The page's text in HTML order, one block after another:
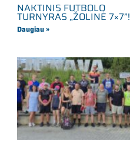
NAKTINIS FUTBOLO
TURNYRAS „ŽOLINĖ 7×7”!
Daugiau »